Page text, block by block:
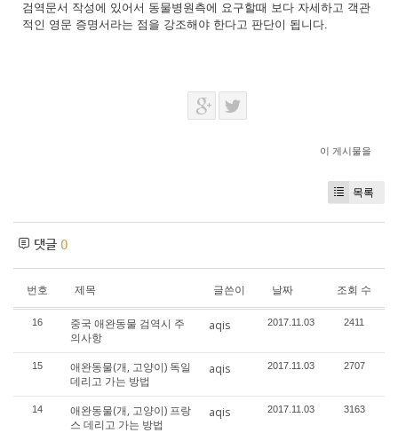
검역문서 작성에 있어서 동물병원측에 요구할때 보다 자세하고 객관
적인 영문 증명서라는 점을 강조해야 한다고 판단이 됩니다.
이 게시물을
목록
댓글 0
번호 제목 글쓴이 날짜 조회 수
16
중국 애완동물 검역시 주
의사항
aqis 2017.11.03 2411
15
애완동물(개, 고양이) 독일
데리고 가는 방법
aqis 2017.11.03 2707
14
애완동물(개, 고양이) 프랑
스 데리고 가는 방법
aqis 2017.11.03 3163